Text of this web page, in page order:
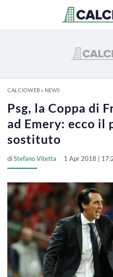
CALCIOWEB» NEWS
Psg, la Coppa di
ad Emery: ecco il
sostituto
diStefano Vitetta 1 Apr 2018 |